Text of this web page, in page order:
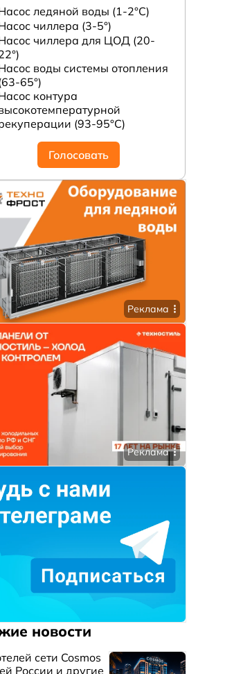
ледяной воды (1-2°С)
чиллера (3-5°)
чиллера для ЦОД (20-
воды системы отопления
65°)
контура
(93-95°С)
Голосовать
Реклама
Реклама
новости
сети Cosmos
России и другие